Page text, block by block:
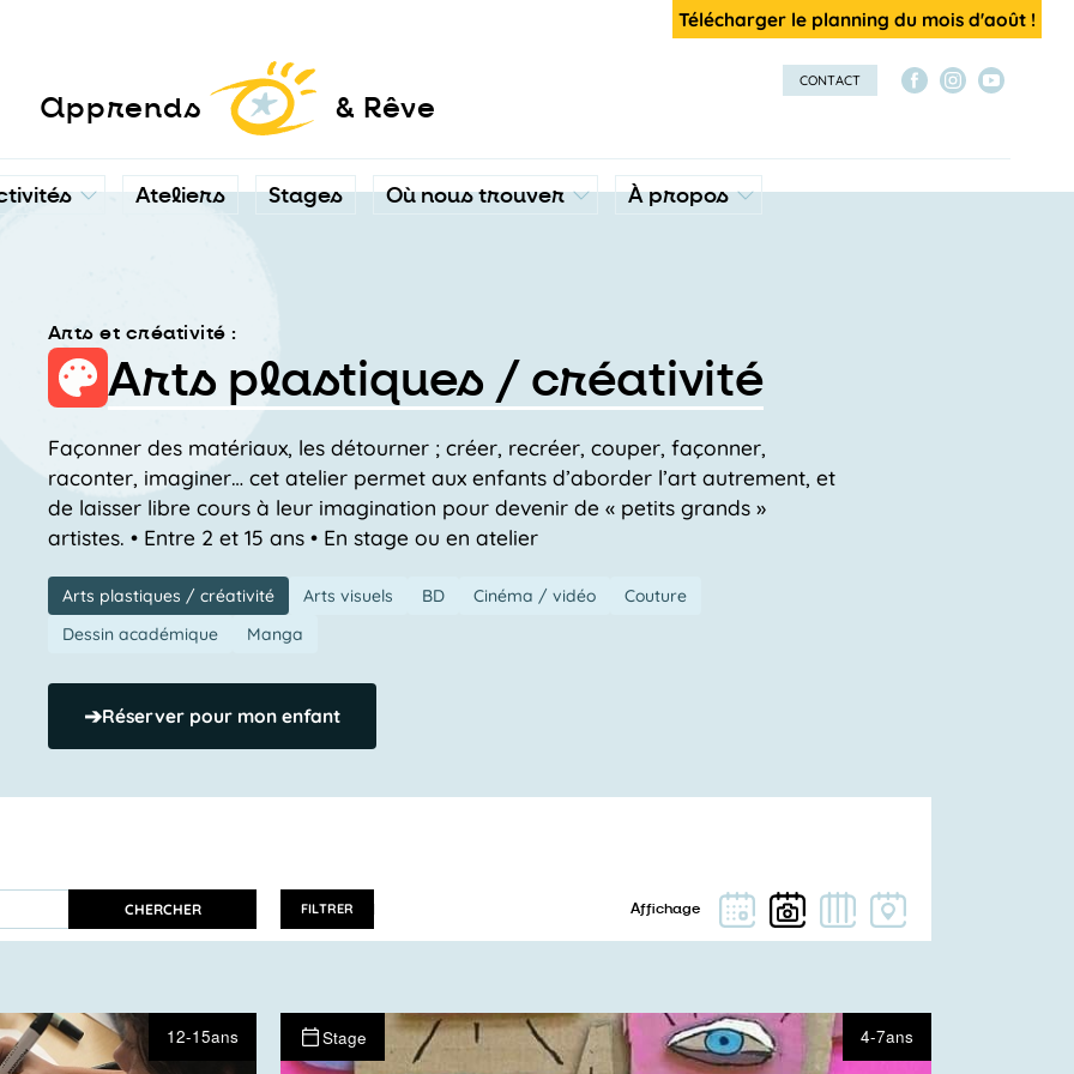
Télécharger le planning du mois d'août !
apprends & Rêve
Ateliers Stages Où nous trouver À propos
CONTACT
Arts et créativité :
Arts plastiques / créativité
Façonner des matériaux, les détourner ; créer, recréer, couper, façonner,
raconter, imaginer… cet atelier permet aux enfants d’aborder l’art autrement, et
de laisser libre cours à leur imagination pour devenir de « petits grands »
artistes. • Entre 2 et 15 ans • En stage ou en atelier
Arts plastiques / créativité Arts visuels BD Cinéma / vidéo
Couture
Dessin académique
Manga
➔Réserver pour mon enfant
CHERCHER FILTRER
12-15ans Stage 4-7ans